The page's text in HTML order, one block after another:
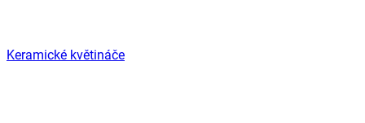
Keramické květináče